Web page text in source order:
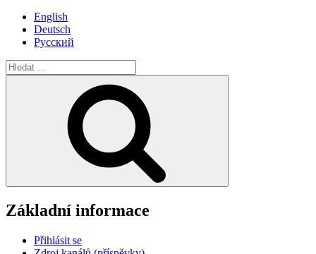
English
Deutsch
Русский
Hledat:
Základní informace
Přihlásit se